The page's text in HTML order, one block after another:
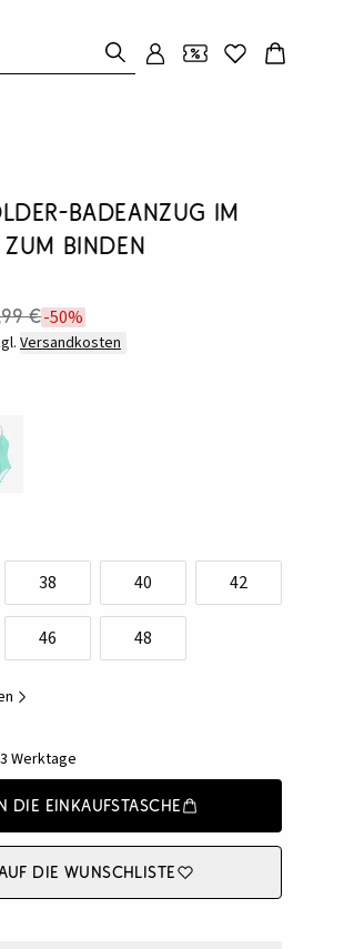
Badeanzug im
Binden
€-50%
Versandkosten
38 40 42
46 48
Werktage
die Einkaufstasche
die Wunschliste